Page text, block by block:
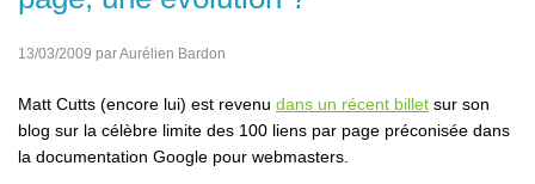
13/03/2009 par Aurélien Bardon
Matt Cutts (encore lui) est revenu dans un récent billet sur son
blog sur la célèbre limite des 100 liens par page préconisée dans
la documentation Google pour webmasters.